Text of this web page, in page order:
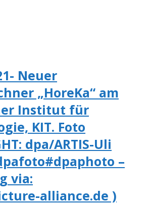
Neuer
„HoreKa“ am
Institut für
KIT. Foto
dpa/ARTIS-Uli
–
via:
alliance.de )